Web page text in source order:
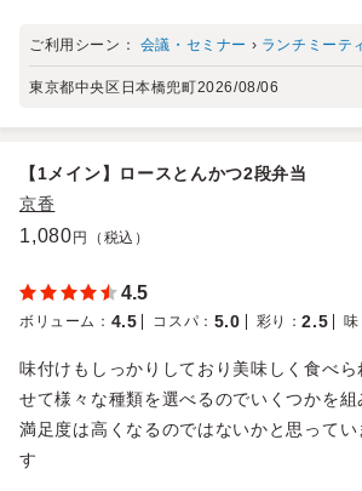
ご利用シーン： 会議・セミナー › ランチミーテ
東京都中央区日本橋兜町2026/08/06
【1メイン】ロースとんかつ2段弁当
京香
1,080円（税込）
4.5
ボリューム ： 4.5 コスパ ： 5.0 彩り ：2.5 味
味付けもしっかりしており美味しく食べ
せて様々な種類を選べるのでいくつかを
満足度は高くなるのではないかと思ってい
す